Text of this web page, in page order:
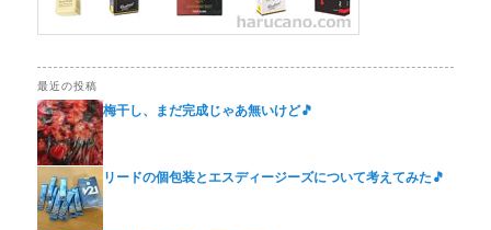
最近の投稿
梅干し、まだ完成じゃあ無いけど🎵
リードの個包装とエスディージーズについて考えてみた🎵